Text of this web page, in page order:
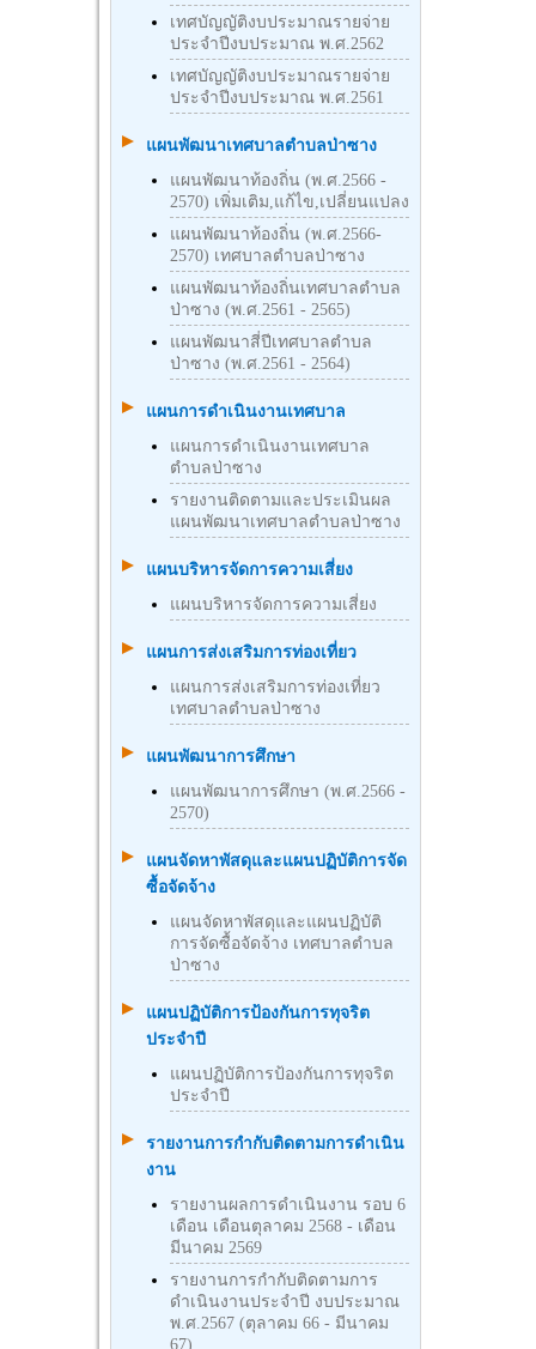
เทศบัญญัติงบประมาณรายจ่าย
ประจำปีงบประมาณ พ.ศ.2562
เทศบัญญัติงบประมาณรายจ่าย
ประจำปีงบประมาณ พ.ศ.2561
แผนพัฒนาเทศบาลตำบลป่าซาง
แผนพัฒนาท้องถิ่น (พ.ศ.2566 -
2570) เพิ่มเติม,แก้ไข,เปลี่ยนแปลง
แผนพัฒนาท้องถิ่น (พ.ศ.2566-
2570) เทศบาลตำบลป่าซาง
แผนพัฒนาท้องถิ่นเทศบาลตำบล
ป่าซาง (พ.ศ.2561 - 2565)
แผนพัฒนาสี่ปีเทศบาลตำบล
ป่าซาง (พ.ศ.2561 - 2564)
แผนการดำเนินงานเทศบาล
แผนการดำเนินงานเทศบาล
ตำบลป่าซาง
รายงานติดตามและประเมินผล
แผนพัฒนาเทศบาลตำบลป่าซาง
แผนบริหารจัดการความเสี่ยง
แผนบริหารจัดการความเสี่ยง
แผนการส่งเสริมการท่องเที่ยว
แผนการส่งเสริมการท่องเที่ยว
เทศบาลตำบลป่าซาง
แผนพัฒนาการศึกษา
แผนพัฒนาการศึกษา (พ.ศ.2566 -
2570)
แผนจัดหาพัสดุและแผนปฏิบัติการจัด
ซื้อจัดจ้าง
แผนจัดหาพัสดุและแผนปฏิบัติ
การจัดซื้อจัดจ้าง เทศบาลตำบล
ป่าซาง
แผนปฏิบัติการป้องกันการทุจริต
ประจำปี
แผนปฏิบัติการป้องกันการทุจริต
ประจำปี
รายงานการกำกับติดตามการดำเนิน
งาน
รายงานผลการดำเนินงาน รอบ 6
เดือน เดือนตุลาคม 2568 - เดือน
มีนาคม 2569
รายงานการกำกับติดตามการ
ดำเนินงานประจำปี งบประมาณ
พ.ศ.2567 (ตุลาคม 66 - มีนาคม
67)